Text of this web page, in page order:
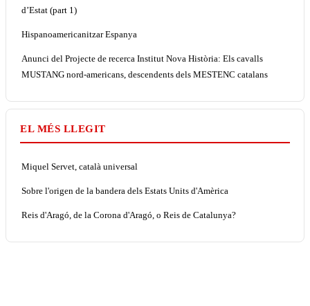
d’Estat (part 1)
Hispanoamericanitzar Espanya
Anunci del Projecte de recerca Institut Nova Història: Els cavalls
MUSTANG nord-americans, descendents dels MESTENC catalans
EL MÉS LLEGIT
Miquel Servet, català universal
Sobre l'origen de la bandera dels Estats Units d'Amèrica
Reis d'Aragó, de la Corona d'Aragó, o Reis de Catalunya?